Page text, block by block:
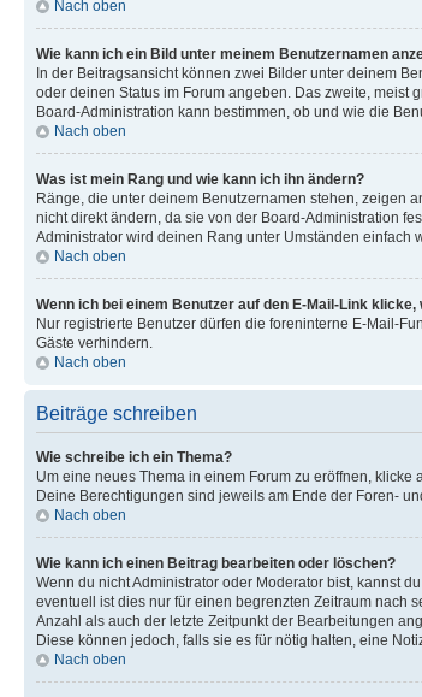
Nach oben
Wie kann ich ein Bild unter meinem Benutzernamen
In der Beitragsansicht können zwei Bilder unter deinem
oder deinen Status im Forum angeben. Das zweite, meist
Board-Administration kann bestimmen, ob und wie die
Nach oben
Was ist mein Rang und wie kann ich ihn ändern?
Ränge, die unter deinem Benutzernamen stehen, zeigen
nicht direkt ändern, da sie von der Board-Administration
Administrator wird deinen Rang unter Umständen einfach
Nach oben
Wenn ich bei einem Benutzer auf den E-Mail-Link
Nur registrierte Benutzer dürfen die foreninterne E-Mail-
Gäste verhindern.
Nach oben
Beiträge schreiben
Wie schreibe ich ein Thema?
Um eine neues Thema in einem Forum zu eröffnen,
Deine Berechtigungen sind jeweils am Ende der Foren-
Nach oben
Wie kann ich einen Beitrag bearbeiten oder löschen?
Wenn du nicht Administrator oder Moderator bist, kannst
eventuell ist dies nur für einen begrenzten Zeitraum nach
Anzahl als auch der letzte Zeitpunkt der Bearbeitungen
Diese können jedoch, falls sie es für nötig halten, eine
Nach oben